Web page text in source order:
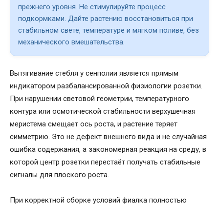
прежнего уровня. Не стимулируйте процесс
подкормками. Дайте растению восстановиться при
стабильном свете, температуре и мягком поливе, без
механического вмешательства.
Вытягивание стебля у сенполии является прямым
индикатором разбалансированной физиологии розетки.
При нарушении световой геометрии, температурного
контура или осмотической стабильности верхушечная
меристема смещает ось роста, и растение теряет
симметрию. Это не дефект внешнего вида и не случайная
ошибка содержания, а закономерная реакция на среду, в
которой центр розетки перестаёт получать стабильные
сигналы для плоского роста.
При корректной сборке условий фиалка полностью